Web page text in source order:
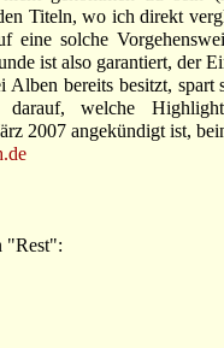
Titeln, wo ich direkt
eine solche
ist also garantiert, der
bereits besitzt, spart
welche
2007 angekündigt ist,
"Rest":